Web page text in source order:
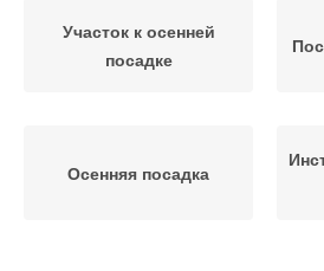
Участок к осенней
посадке
Осенняя посадка